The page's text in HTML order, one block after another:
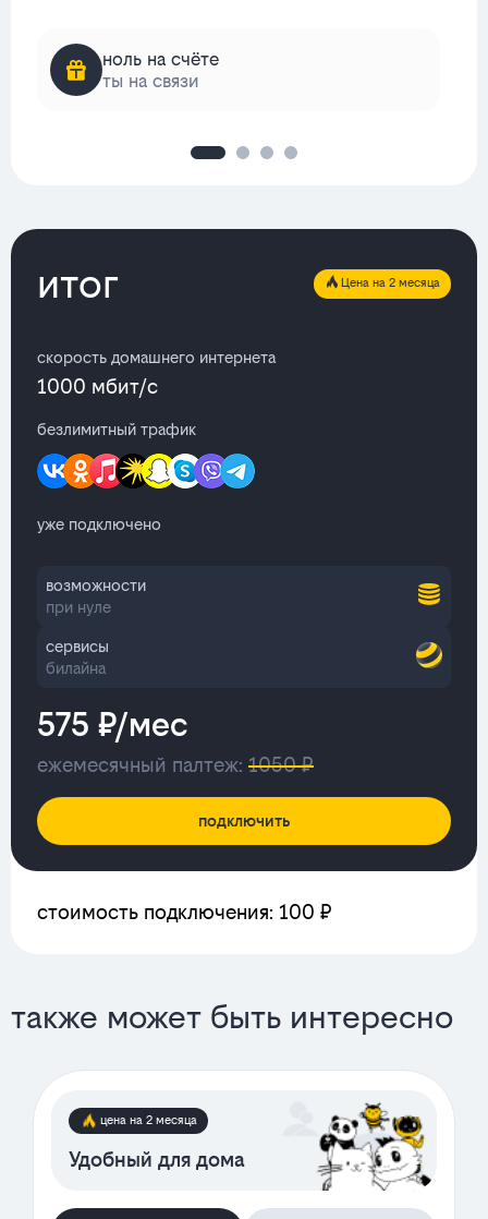
ноль на счёте
ты на связи
итог Цена на 2 месяца
скорость домашнего интернета
1000 мбит/с
безлимитный трафик
уже подключено
возможности
при нуле
сервисы
билайна
575 ₽/мес
ежемесячный палтеж: 1050 ₽
подключить
стоимость подключения: 100 ₽
также может быть интересно
цена на 2 месяца
Удобный для дома